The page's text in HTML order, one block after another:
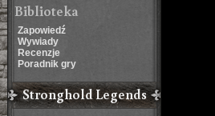
Biblioteka
Zapowiedź
Wywiady
Recenzje
Poradnik gry
Stronghold Legends